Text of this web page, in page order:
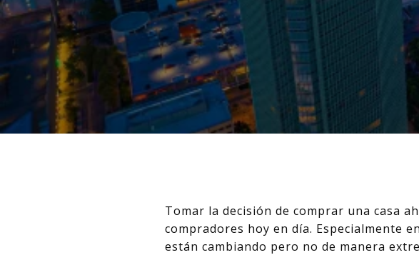
Tomar la decisión de comprar una casa
compradores hoy en día. Especialmente
están cambiando pero no de manera